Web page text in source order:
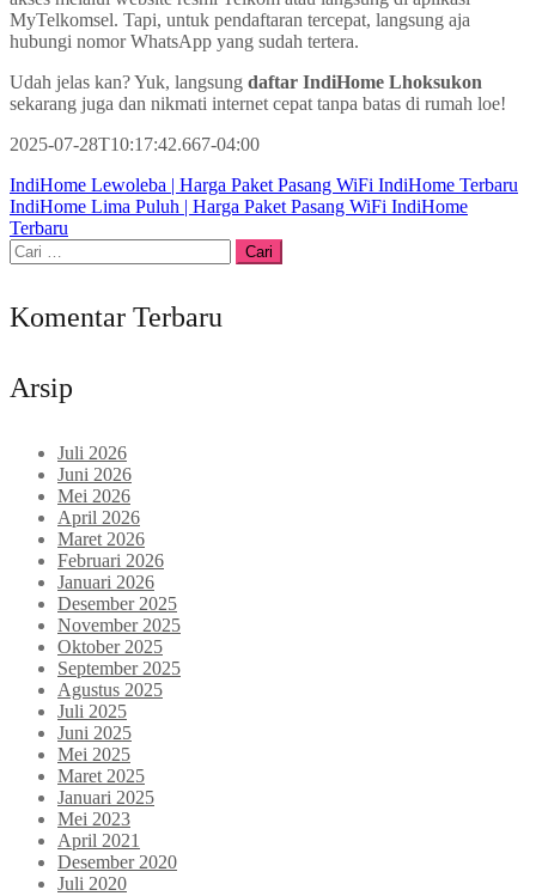
MyTelkomsel. Tapi, untuk pendaftaran tercepat, langsung aja
hubungi nomor WhatsApp yang sudah tertera.
Udah jelas kan? Yuk, langsung daftar IndiHome Lhoksukon
sekarang juga dan nikmati internet cepat tanpa batas di rumah loe!
2025-07-28T10:17:42.667-04:00
Navigasi
pos
IndiHome Lewoleba | Harga Paket Pasang WiFi IndiHome Terbaru
IndiHome Lima Puluh | Harga Paket Pasang WiFi IndiHome
Terbaru
Cari
untuk:
Komentar Terbaru
Arsip
Juli 2026
Juni 2026
Mei 2026
April 2026
Maret 2026
Februari 2026
Januari 2026
Desember 2025
November 2025
Oktober 2025
September 2025
Agustus 2025
Juli 2025
Juni 2025
Mei 2025
Maret 2025
Januari 2025
Mei 2023
April 2021
Desember 2020
Juli 2020